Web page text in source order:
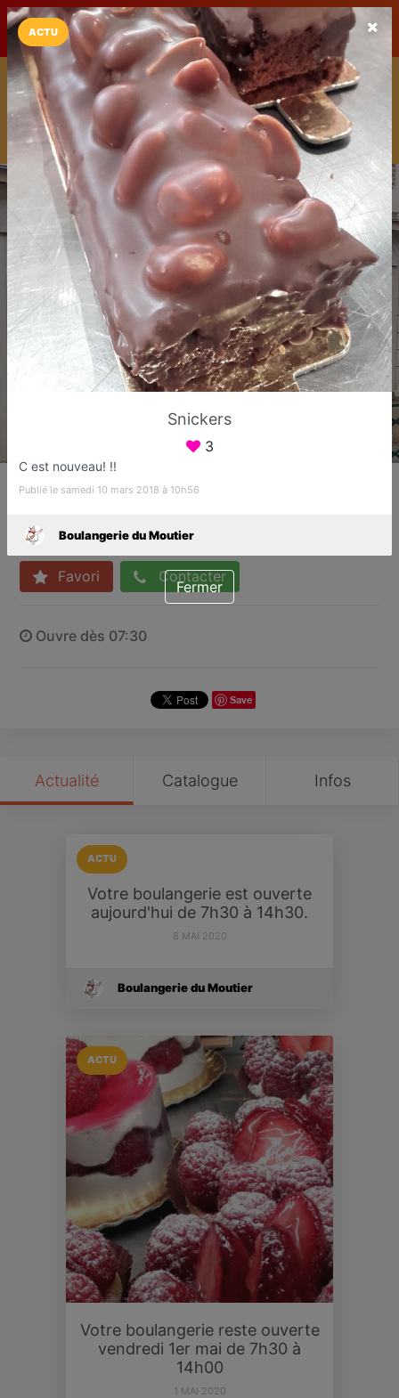
LaCarte LaCarte sur
Play Store
Installez l'App LaCarte
Téléchargez gratuitement l'app LaCarte pour suivre vos
commerces favoris et ne rien rater !
Télécharger
Boulangerie du Moutier
Favori Contacter
Ouvre dès 07:30
Save
Actualité Catalogue Infos
ACTU
Votre boulangerie est ouverte
aujourd'hui de 7h30 à 14h30.
8 MAI 2020
Boulangerie du Moutier
ACTU
Votre boulangerie reste ouverte
vendredi 1er mai de 7h30 à
14h00
1 MAI 2020
ACTU
Snickers
3
C est nouveau! !!
Publié le samedi 10 mars 2018 à 10h56
Boulangerie du Moutier
Fermer